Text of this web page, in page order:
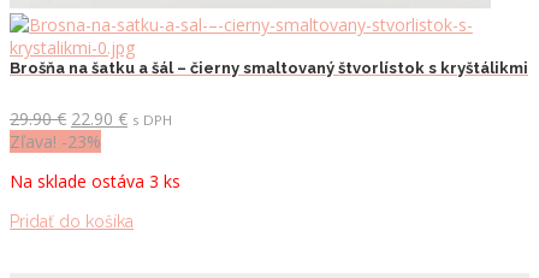
Brošňa na šatku a šál – čierny smaltovaný štvorlístok s kryštálikmi
29.90€ Pôvodná
cena
29.90 €.
22.90 €Aktuálna
22.90 €.
s DPH
Zľava! -23%
Na sklade ostáva 3 ks
Pridať do košíka